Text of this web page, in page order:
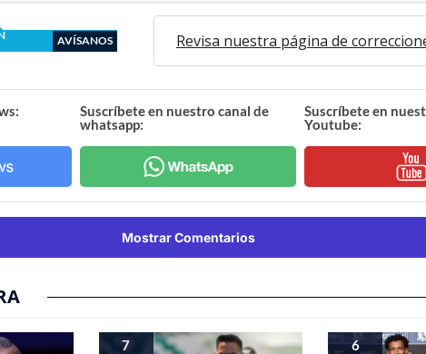
AVÍSANOS Revisa nuestra página de
Suscríbete en nuestro canal de
whatsapp:
Suscríbete en
Youtube:
Mostrar Comentarios
7 6